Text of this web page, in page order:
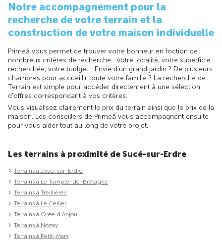
Notre accompagnement pour la
recherche de votre terrain et la
construction de votre maison individuelle
Primeâ vous permet de trouver votre bonheur en foction de
nombreux critères de recherche : votre localité, votre superficie
recherchée, votre budget... Envie d'un grand jardin ? De plusieurs
chambres pour accueillir toute votre famille ? La recherche de
Terrain est simple pour accéder directement à une sélection
d'offres correspondant à vos critères.
Vous visualisez clairement le prix du terrain ainsi que le prix de la
maison. Les conseillers de Primeâ vous accompagnent ensuite
pour vous aider tout au long de votre projet.
Les terrains à proximité de Sucé-sur-Erdre
Terrains à Joué-sur-Erdre
Terrains à Le Temple-de-Bretagne
Terrains à Treillières
Terrains à Le Cellier
Terrains à Orée d'Anjou
Terrains à Nozay
Terrains à Petit-Mars